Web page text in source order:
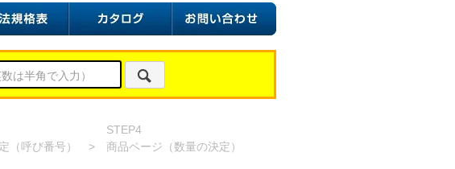
（呼び番号）
>
STEP4
商品ページ（数量の決定）